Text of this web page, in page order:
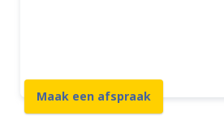
Maak een afspraak